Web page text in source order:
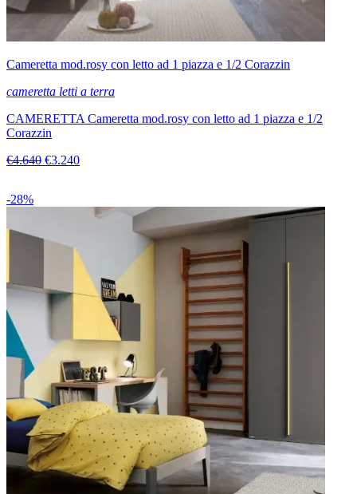
Cameretta mod.rosy con letto ad 1 piazza e 1/2 Corazzin
cameretta letti a terra
CAMERETTA Cameretta mod.rosy con letto ad 1 piazza e 1/2
Corazzin
€4.640 €3.240
-28%